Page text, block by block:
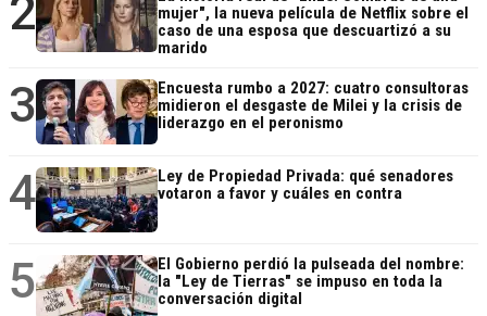
2
mujer", la nueva película de Netflix sobre el
caso de una esposa que descuartizó a su
marido
3
Encuesta rumbo a 2027: cuatro consultoras
midieron el desgaste de Milei y la crisis de
liderazgo en el peronismo
4
Ley de Propiedad Privada: qué senadores
votaron a favor y cuáles en contra
5
El Gobierno perdió la pulseada del nombre:
la "Ley de Tierras" se impuso en toda la
conversación digital